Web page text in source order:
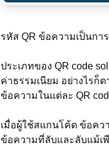
รหัส QR ข้อความเป็นก
ประเภทของ QR code
ค่าธรรมเนียม อย่างไรก็
ข้อความในแต่ละ QR
เมื่อผู้ใช้สแกนโค้ด ข้อคว
ข้อความที่ลับและลับแม้เ